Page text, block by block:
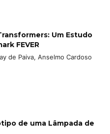
Um Estudo
FEVER
de Paiva, Anselmo Cardoso
de uma Lâmpada de